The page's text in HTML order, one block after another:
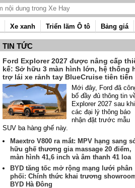
Xe xanh Triển lãm Ô tô
Bảng giá
TIN TỨC
Ford Explorer 2027 được nâng cấp
kế: Sở hữu 3 màn hình lớn, hệ thống
trợ lái xe rảnh tay BlueCruise tiên tiến
Mới đây, Ford đã
bố đầy đủ thông tin
Explorer 2027 sau khi
các đại lý thông báo
nhận đặt trước mẫu
SUV ba hàng ghế này.
Maextro V800 ra mắt: MPV hạng sang
hữu ghế thương gia massage 20 điểm,
màn hình 41,6 inch và âm thanh 41 loa
BYD tăng tốc mở rộng mạng lưới phân
phối: Chính thức khai trương
BYD Hà Đông